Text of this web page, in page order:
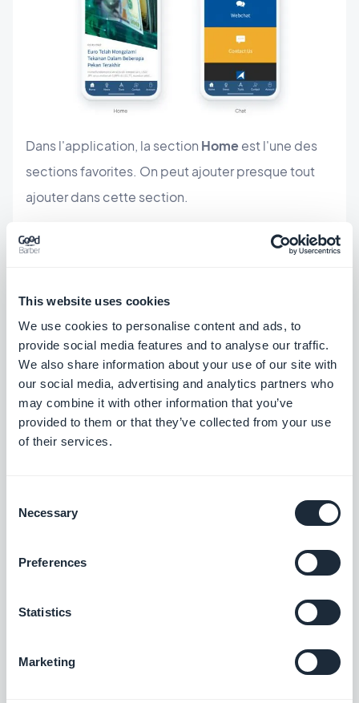
This website uses cookies
We use cookies to personalise content and ads, to
provide social media features and to analyse our traffic.
We also share information about your use of our site with
our social media, advertising and analytics partners who
may combine it with other information that you’ve
provided to them or that they’ve collected from your use
of their services.
Selection
Necessary
Preferences
Statistics
Marketing
Dans l'application, la section Homeest l'une des
sections favorites. On peut ajouter presque tout
ajouter dans cette section.
Le système de notification push intégré est
notifications push pour informer ses clients de la
publication de données économiques
importantes afin que ceux-ci puissent y donner
suite immédiatement.
Il estime également que la connexion au CMS